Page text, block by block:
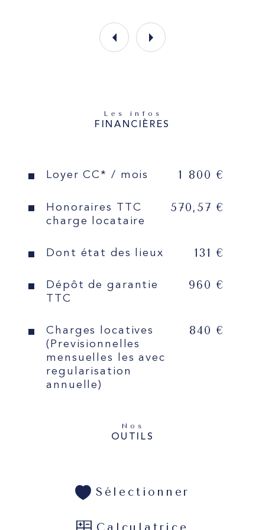
Les infos
FINANCIÈRES
Loyer CC* / mois 1 800 €
Honoraires TTC
charge locataire
570,57 €
Dont état des lieux 131 €
Dépôt de garantie
TTC
960 €
Charges locatives
(Previsionnelles
mensuelles les avec
regularisation
annuelle)
840 €
Nos
OUTILS
Sélectionner